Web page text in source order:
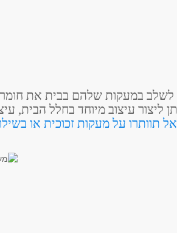
במעקות שלהם בבית את חומר
ליצור עיצוב מיוחד בחלל הבית,
על מעקות זכוכית או